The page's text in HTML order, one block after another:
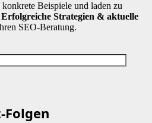
Beispiele und laden zu
Erfolgreiche Strategien & aktuelle
SEO-Beratung.
Folgen